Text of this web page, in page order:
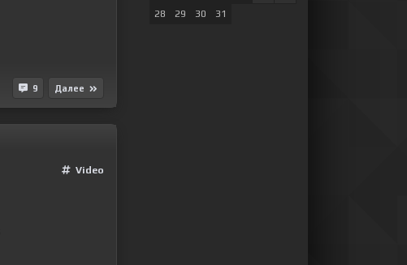
9 Далее
Video
28
29 30 31